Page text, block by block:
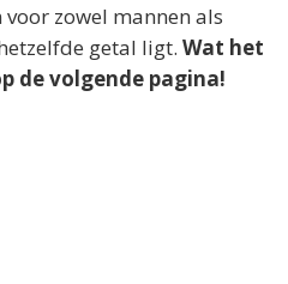
zowel mannen als
getal ligt. Wat het
de volgende pagina!